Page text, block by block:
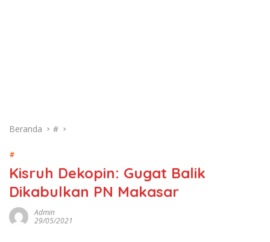
Beranda #
#
Kisruh Dekopin: Gugat Balik
Dikabulkan PN Makasar
Admin
29/05/2021